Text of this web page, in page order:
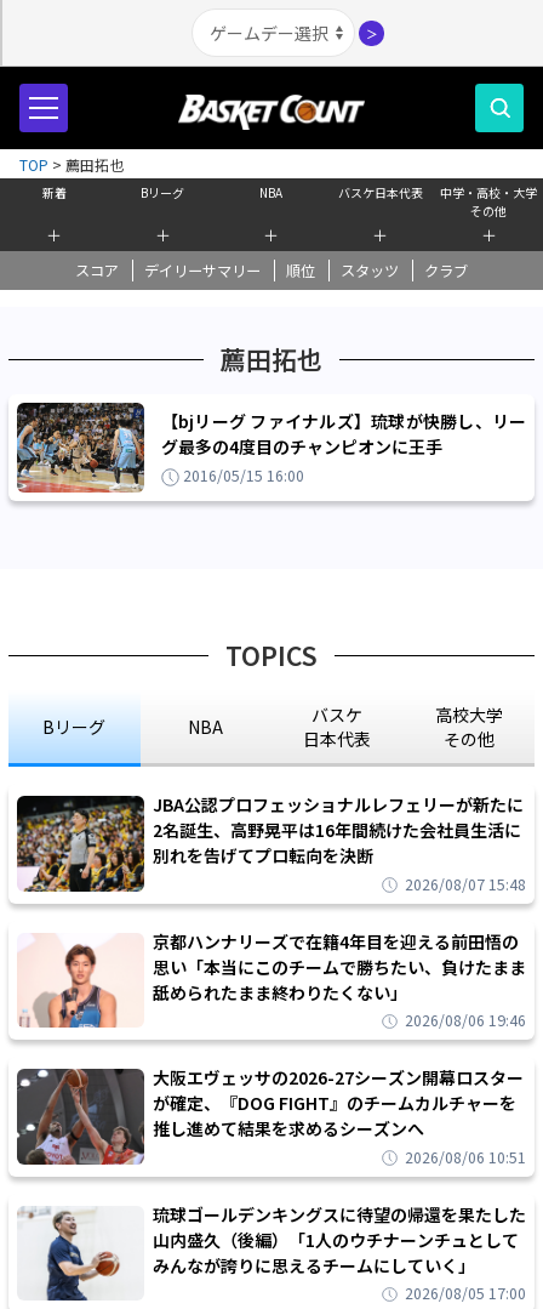
＞
新着
＋
Bリーグ
＋
NBA
＋
バスケ日本代表
＋
中学・高校・大学
その他
＋
スコア デイリーサマリー 順位 スタッツ クラブ
TOP > 薦田拓也
薦田拓也
【bjリーグ ファイナルズ】琉球が快勝し、リー
グ最多の4度目のチャンピオンに王手
2016/05/15 16:00
TOPICS
Bリーグ NBA
バスケ
日本代表
高校大学
その他
JBA公認プロフェッショナルレフェリーが新たに
2名誕生、高野晃平は16年間続けた会社員生活に
別れを告げてプロ転向を決断
2026/08/07 15:48
京都ハンナリーズで在籍4年目を迎える前田悟の
思い「本当にこのチームで勝ちたい、負けたまま
舐められたまま終わりたくない」
2026/08/06 19:46
大阪エヴェッサの2026-27シーズン開幕ロスター
が確定、『DOG FIGHT』のチームカルチャーを
推し進めて結果を求めるシーズンへ
2026/08/06 10:51
琉球ゴールデンキングスに待望の帰還を果たした
山内盛久（後編）「1人のウチナーンチュとして
みんなが誇りに思えるチームにしていく」
2026/08/05 17:00